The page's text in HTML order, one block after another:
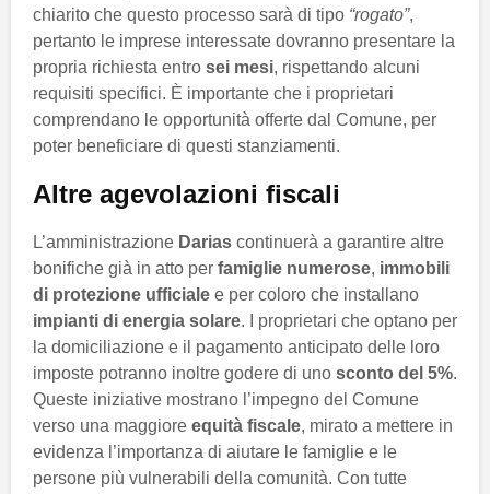
chiarito che questo processo sarà di tipo “rogato”,
pertanto le imprese interessate dovranno presentare la
propria richiesta entro sei mesi, rispettando alcuni
requisiti specifici. È importante che i proprietari
comprendano le opportunità offerte dal Comune, per
poter beneficiare di questi stanziamenti.
Altre agevolazioni fiscali
L’amministrazione Darias continuerà a garantire altre
bonifiche già in atto per famiglie numerose, immobili
di protezione ufficiale e per coloro che installano
impianti di energia solare. I proprietari che optano per
la domiciliazione e il pagamento anticipato delle loro
imposte potranno inoltre godere di uno sconto del 5%.
Queste iniziative mostrano l’impegno del Comune
verso una maggiore equità fiscale, mirato a mettere in
evidenza l’importanza di aiutare le famiglie e le
persone più vulnerabili della comunità. Con tutte